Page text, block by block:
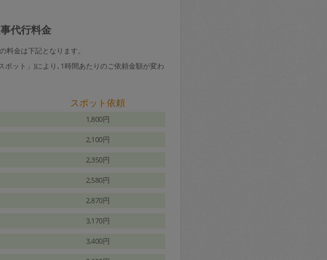
代行料金
料金は下記となります。
ット」)により､1時間あたりのご依頼金額が変わ
スポット依頼
1,800円
2,100円
2,350円
2,580円
2,870円
3,170円
3,400円